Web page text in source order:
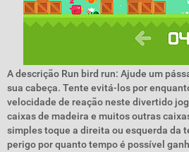
A descrição Run bird run: Ajude um
sua cabeça. Tente evitá-los por
velocidade de reação neste divertido
caixas de madeira e muitos outras
simples toque a direita ou esquerda da
perigo por quanto tempo é possível